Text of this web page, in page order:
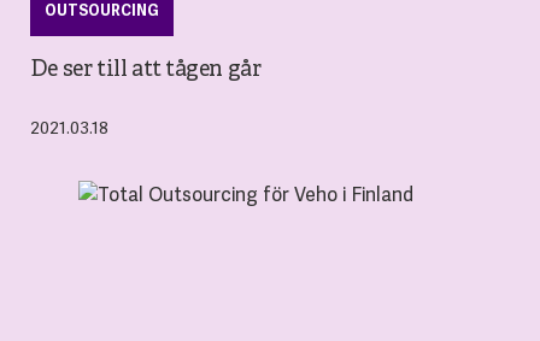
OUTSOURCING
De ser till att tågen går
2021.03.18